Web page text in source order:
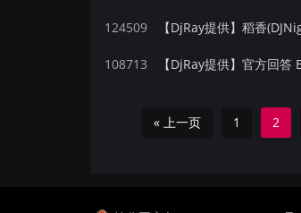
124509 【DjRay提供】稻香
108713 【DjRay提供】官方回答
« 上一页 1 2